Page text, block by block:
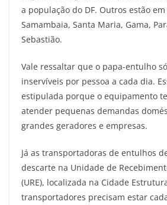
a população do DF. Outros estão
Samambaia, Santa Maria, Gama,
Sebastião.
Vale ressaltar que o papa-entulho
inservíveis por pessoa a cada dia.
estipulada porque o equipamento
atender pequenas demandas
grandes geradores e empresas.
Já as transportadoras de entulhos
descarte na Unidade de
(URE), localizada na Cidade
transportadores precisam estar